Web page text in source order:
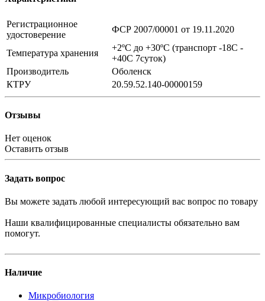
Регистрационное
удостоверение
ФСР 2007/00001 от 19.11.2020
Температура хранения
+2ºC до +30ºC (транспорт -18С -
+40С 7суток)
Производитель
Оболенск
КТРУ
20.59.52.140-00000159
Отзывы
Нет оценок
Оставить отзыв
Задать вопрос
Вы можете задать любой интересующий вас вопрос по товару
Наши квалифицированные специалисты обязательно вам
помогут.
Наличие
Микробиология